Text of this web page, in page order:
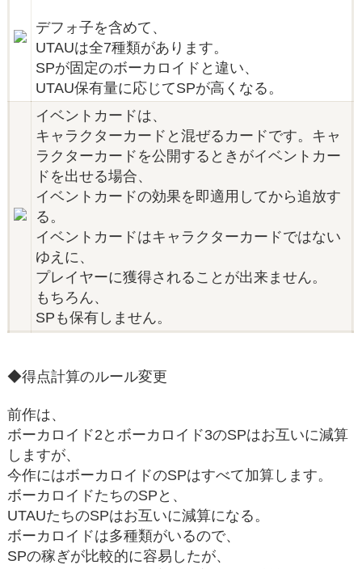
デフォ子を含めて、
UTAUは全7種類があります。
SPが固定のボーカロイドと違い、
UTAU保有量に応じてSPが高くなる。
イベントカードは、
キャラクターカードと混ぜるカードです。キャ
ラクターカードを公開するときがイベントカー
ドを出せる場合、
イベントカードの効果を即適用してから追放す
る。
イベントカードはキャラクターカードではない
ゆえに、
プレイヤーに獲得されることが出来ません。
もちろん、
SPも保有しません。
◆得点計算のルール変更
前作は、
ボーカロイド2とボーカロイド3のSPはお互いに減算
しますが、
今作にはボーカロイドのSPはすべて加算します。
ボーカロイドたちのSPと、
UTAUたちのSPはお互いに減算になる。
ボーカロイドは多種類がいるので、
SPの稼ぎが比較的に容易したが、